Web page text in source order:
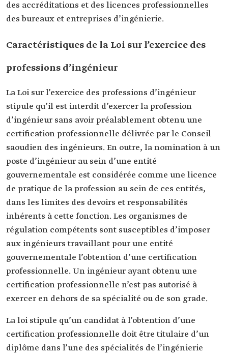
des accréditations et des licences professionnelles
des bureaux et entreprises d’ingénierie.
Caractéristiques de la Loi sur l’exercice des
professions d’ingénieur
La Loi sur l’exercice des professions d’ingénieur
stipule qu’il est interdit d’exercer la profession
d’ingénieur sans avoir préalablement obtenu une
certification professionnelle délivrée par le Conseil
saoudien des ingénieurs. En outre, la nomination à un
poste d’ingénieur au sein d’une entité
gouvernementale est considérée comme une licence
de pratique de la profession au sein de ces entités,
dans les limites des devoirs et responsabilités
inhérents à cette fonction. Les organismes de
régulation compétents sont susceptibles d’imposer
aux ingénieurs travaillant pour une entité
gouvernementale l’obtention d’une certification
professionnelle. Un ingénieur ayant obtenu une
certification professionnelle n’est pas autorisé à
exercer en dehors de sa spécialité ou de son grade.
La loi stipule qu’un candidat à l’obtention d’une
certification professionnelle doit être titulaire d’un
diplôme dans l’une des spécialités de l’ingénierie